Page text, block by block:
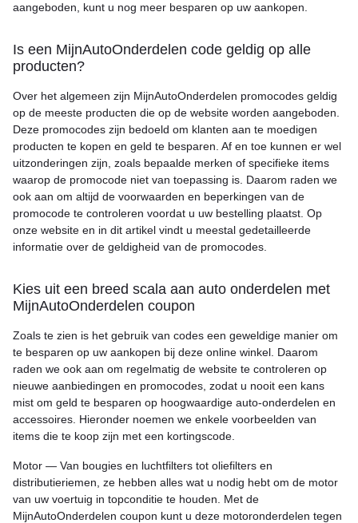
aangeboden, kunt u nog meer besparen op uw aankopen.
Is een MijnAutoOnderdelen code geldig op alle
producten?
Over het algemeen zijn MijnAutoOnderdelen promocodes geldig
op de meeste producten die op de website worden aangeboden.
Deze promocodes zijn bedoeld om klanten aan te moedigen
producten te kopen en geld te besparen. Af en toe kunnen er wel
uitzonderingen zijn, zoals bepaalde merken of specifieke items
waarop de promocode niet van toepassing is. Daarom raden we
ook aan om altijd de voorwaarden en beperkingen van de
promocode te controleren voordat u uw bestelling plaatst. Op
onze website en in dit artikel vindt u meestal gedetailleerde
informatie over de geldigheid van de promocodes.
Kies uit een breed scala aan auto onderdelen met
MijnAutoOnderdelen coupon
Zoals te zien is het gebruik van codes een geweldige manier om
te besparen op uw aankopen bij deze online winkel. Daarom
raden we ook aan om regelmatig de website te controleren op
nieuwe aanbiedingen en promocodes, zodat u nooit een kans
mist om geld te besparen op hoogwaardige auto-onderdelen en
accessoires. Hieronder noemen we enkele voorbeelden van
items die te koop zijn met een kortingscode.
Motor — Van bougies en luchtfilters tot oliefilters en
distributieriemen, ze hebben alles wat u nodig hebt om de motor
van uw voertuig in topconditie te houden. Met de
MijnAutoOnderdelen coupon kunt u deze motoronderdelen tegen